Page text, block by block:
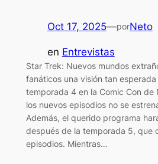
Oct 17, 2025—porNeto
en Entrevistas
Star Trek: Nuevos mundos
fanáticos una visión tan
temporada 4 en la Comic Con de
los nuevos episodios no se
Además, el querido programa
después de la temporada 5, que
episodios. Mientras…